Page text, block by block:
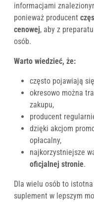
informacjami
ponieważ producent
cenowej, aby z
osób.
Warto wiedzieć, że:
często pojawiają się
okresowo można
zakupu,
producent
dzięki akcjom
opłacalny,
najkorzystniejsze
oficjalnej stronie.
Dla wielu osób to
suplement w lepszym